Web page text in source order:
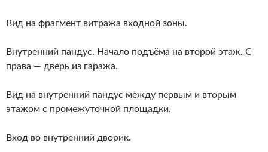
Вид на фрагмент витража входной зоны.
Внутренний пандус. Начало подъёма на второй этаж. С
права — дверь из гаража.
Вид на внутренний пандус между первым и вторым
этажом с промежуточной площадки.
Вход во внутренний дворик.